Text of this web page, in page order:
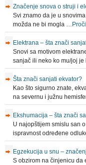
Značenje snova o struji i
Svi znamo da je u
možda ne bi mogla …
Elektrana – šta znači
Snovi sa motivom
sanjač ili neko ko mu/joj
Šta znači sanjati ekvator?
Kao što sigurno znate,
na severnu i južnu
Ekshumacija – šta znači
U najopštijem smislu san
ispravnost određene
Egzekucija u snu –
S obzirom na činjenicu da